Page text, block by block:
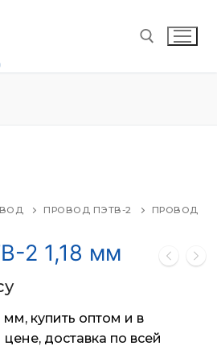
ПРОВОД ПЭТВ-2
ПРОВОД
2 1,18 мм
купить оптом и в
доставка по всей